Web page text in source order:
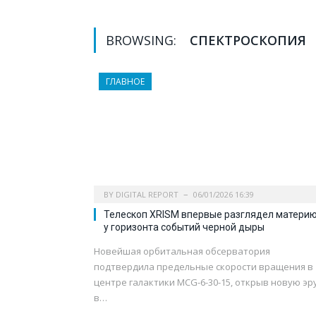
BROWSING: СПЕКТРОСКОПИЯ
ГЛАВНОЕ
BY DIGITAL REPORT 06/01/2026 16:39
Телескоп XRISM впервые разглядел
у горизонта событий черной дыры
Новейшая орбитальная обсерватория
подтвердила предельные скорости вращения в
центре галактики MCG-6-30-15, открыв новую
в…